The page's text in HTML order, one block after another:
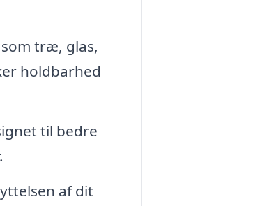
træ, glas,
holdbarhed
til bedre
af dit